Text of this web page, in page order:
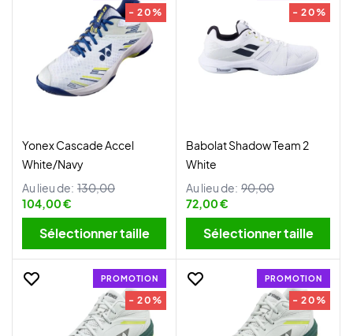
- 20%
Yonex Cascade Accel
White/Navy
Au lieu de: 130,00
104,00 €
Sélectionner taille
- 20%
Babolat Shadow Team 2
White
Au lieu de: 90,00
72,00 €
Sélectionner taille
PROMOTION
- 20%
PROMOTION
- 20%